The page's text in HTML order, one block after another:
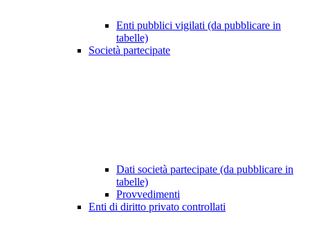
Enti pubblici vigilati (da pubblicare in
tabelle)
Società partecipate
Dati società partecipate (da pubblicare in
tabelle)
Provvedimenti
Enti di diritto privato controllati